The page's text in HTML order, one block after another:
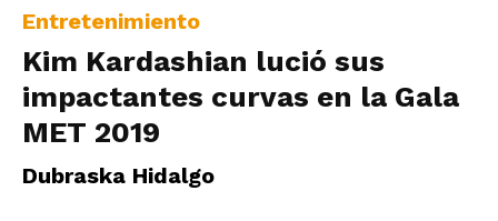
hoy
Entretenimiento
Kim Kardashian lució sus
impactantes curvas en la Gala
MET 2019
Dubraska Hidalgo